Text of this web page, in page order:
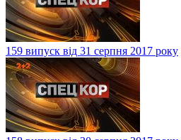
159 випуск від 31 серпня 2017 року